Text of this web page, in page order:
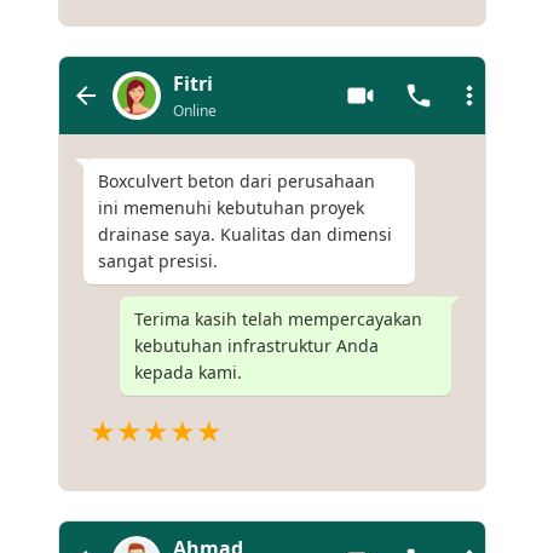
Fitri
Online
Boxculvert beton dari perusahaan
ini memenuhi kebutuhan proyek
drainase saya. Kualitas dan dimensi
sangat presisi.
Terima kasih telah mempercayakan
kebutuhan infrastruktur Anda
kepada kami.
★★★★★